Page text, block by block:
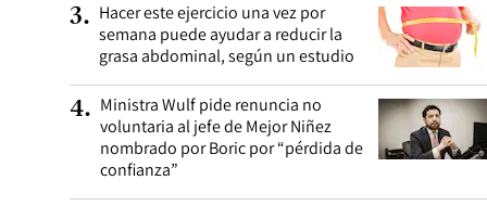
3. Hacer este ejercicio una vez por
semana puede ayudar a reducir la
grasa abdominal, según un estudio
4. Ministra Wulf pide renuncia no
voluntaria al jefe de Mejor Niñez
nombrado por Boric por “pérdida de
confianza”